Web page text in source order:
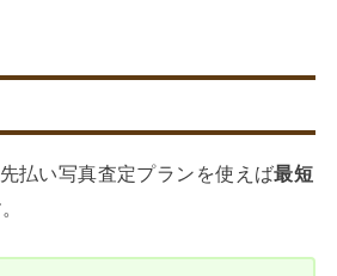
払い写真査定プランを使えば最短